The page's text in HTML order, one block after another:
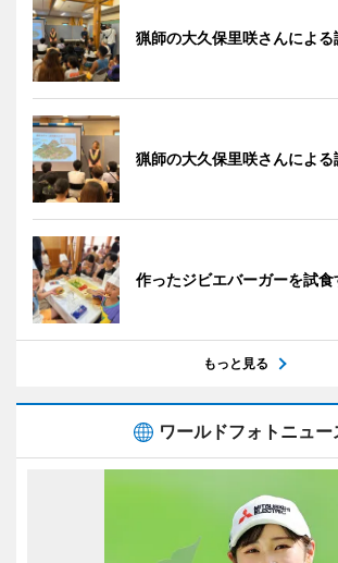
猟師の大久保里咲さんによ
猟師の大久保里咲さんによる
作ったジビエバーガーを試
もっと見る
ワールドフォトニュー